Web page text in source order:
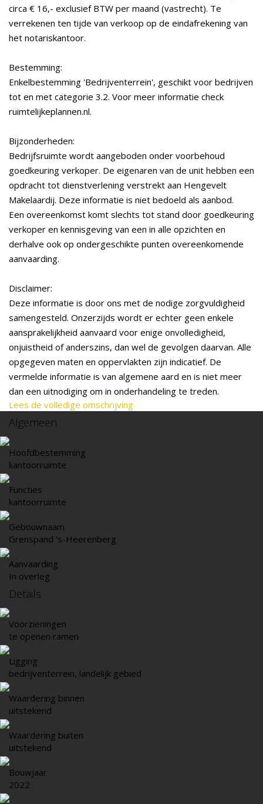
circa € 16,- exclusief BTW per maand (vastrecht). Te
verrekenen ten tijde van verkoop op de eindafrekening van
het notariskantoor.
Bestemming:
Enkelbestemming 'Bedrijventerrein', geschikt voor bedrijven
tot en met categorie 3.2. Voor meer informatie check
ruimtelijkeplannen.nl.
Bijzonderheden:
Bedrijfsruimte wordt aangeboden onder voorbehoud
goedkeuring verkoper. De eigenaren van de unit hebben een
opdracht tot dienstverlening verstrekt aan Hengevelt
Makelaardij. Deze informatie is niet bedoeld als aanbod.
Een overeenkomst komt slechts tot stand door goedkeuring
verkoper en kennisgeving van een in alle opzichten en
derhalve ook op ondergeschikte punten overeenkomende
aanvaarding.
Disclaimer:
Deze informatie is door ons met de nodige zorgvuldigheid
samengesteld. Onzerzijds wordt er echter geen enkele
aansprakelijkheid aanvaard voor enige onvolledigheid,
onjuistheid of anderszins, dan wel de gevolgen daarvan. Alle
opgegeven maten en oppervlakten zijn indicatief. De
vermelde informatie is van algemene aard en is niet meer
dan een uitnodiging om in onderhandeling te treden.
Lees de volledige omschrijving
Algemeen
Hoofdbestemming
kantoorruimte
Functies
kantoorruimte
Gebouwnaam
Grenspand 's-Heerenberg
Aanvaarding
In overleg
Details
Voorzieningen
te openen ramen
Ligging
bedrijventerrein, landelijk gebied
Waardering binnen
uitstekend
Waardering buiten
uitstekend
Bouwjaar
2022